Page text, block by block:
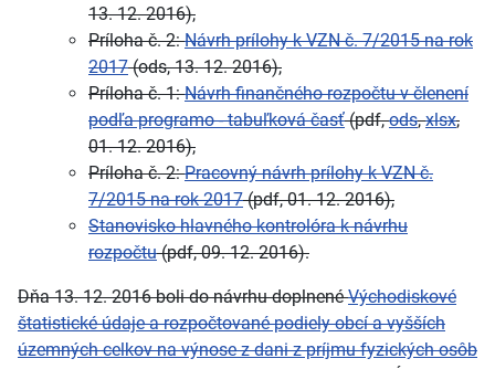
13. 12. 2016),
Príloha č. 2:Návrh prílohy k VZN č. 7/2015 na rok
2017(ods, 13. 12. 2016),
Príloha č. 1:Návrh finančného rozpočtu v členení
podľa programo - tabuľková časť(pdf,ods,xlsx,
01. 12. 2016),
Príloha č. 2:Pracovný návrh prílohy k VZN č.
7/2015 na rok 2017(pdf, 01. 12. 2016),
Stanovisko hlavného kontrolóra k návrhu
rozpočtu(pdf, 09. 12. 2016).
Dňa 13. 12. 2016 boli do návrhu doplnenéVýchodiskové
štatistické údaje a rozpočtované podiely obcí a vyšších
územných celkov na výnose z dani z príjmu fyzických osôb